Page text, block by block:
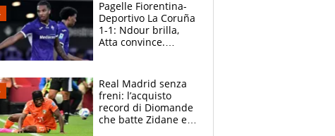
Pagelle Fiorentina-
Deportivo La Coruña
1-1: Ndour brilla,
Atta convince.
Real Madrid senza
freni: l’acquisto
record di Diomande
che batte Zidane e